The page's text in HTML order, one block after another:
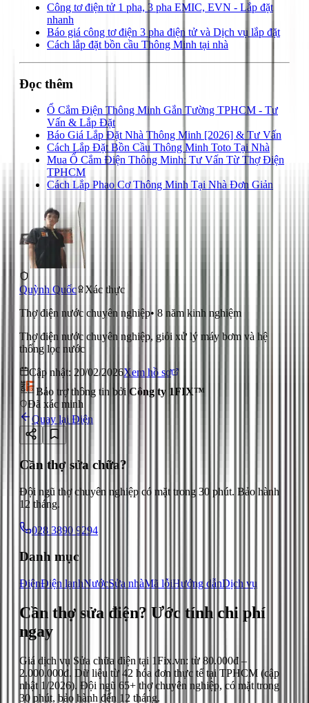
Công tơ điện tử 1 pha, 3 pha EMIC, EVN - Lắp đặt
nhanh
Báo giá công tơ điện 3 pha điện tử và Dịch vụ lắp đặt
Cách lắp đặt bồn cầu Thông Minh tại nhà
Đọc thêm
Ổ Cắm Điện Thông Minh Gắn Tường TPHCM - Tư
Vấn & Lắp Đặt
Báo Giá Lắp Đặt Nhà Thông Minh [2026] & Tư Vấn
Cách Lắp Đặt Bồn Cầu Thông Minh Toto Tại Nhà
Mua Ổ Cắm Điện Thông Minh: Tư Vấn Từ Thợ Điện
TPHCM
Cách Lắp Phao Cơ Thông Minh Tại Nhà Đơn Giản
Quỳnh Quốc
Xác thực
Thợ điện nước chuyên nghiệp• 8 năm kinh nghiệm
Thợ điện nước chuyên nghiệp, giỏi xử lý máy bơm và hệ
thống lọc nước
Cập nhật: 20/02/2026Xem hồ sơ
Bảo trợ thông tin bởi Công ty 1FIX™
Đã xác minh
Quay lại Điện
Cần thợ sửa chữa?
Đội ngũ thợ chuyên nghiệp có mặt trong 30 phút. Bảo hành
12 tháng.
028 3890 9294
Danh mục
ĐiệnĐiện lạnhNướcSửa nhàMã lỗiHướng dẫnDịch vụ
Cần thợ sửa điện? Ước tính chi phí
ngay
Giá dịch vụ Sửa chữa điện tại 1Fix.vn: từ 80.000đ –
2.000.000đ. Dữ liệu từ 42 hóa đơn thực tế tại TPHCM (cập
nhật 1/2026). Đội ngũ 65+ thợ chuyên nghiệp, có mặt trong
30 phút, bảo hành đến 12 tháng.